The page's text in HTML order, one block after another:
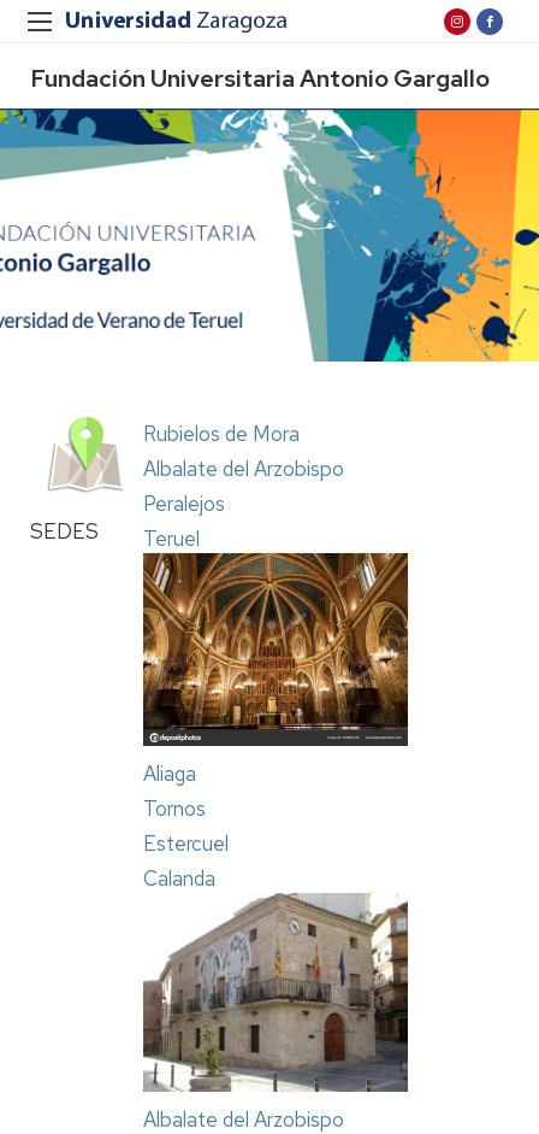
Fundación Universitaria Antonio Gargallo
SEDES
Rubielos de Mora
Albalate del Arzobispo
Peralejos
Teruel
Aliaga
Tornos
Estercuel
Calanda
Albalate del Arzobispo